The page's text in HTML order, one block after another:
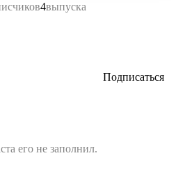
4выпуска
Подписаться
его не заполнил.